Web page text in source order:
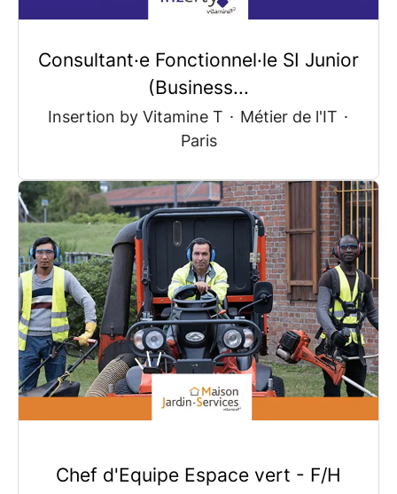
Consultant·e Fonctionnel·le SI Junior
(Business...
Insertion by Vitamine T · Métier de l'IT ·
Paris
Chef d'Equipe Espace vert - F/H